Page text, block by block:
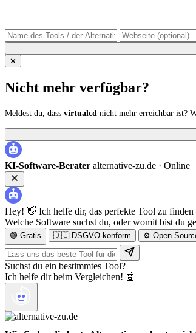
✕
Nicht mehr verfügbar?
Meldest du, dass virtualcd nicht mehr erreichbar ist?
KI-Software-Berater alternative-zu.de · Online
Hey! 👋 Ich helfe dir, das perfekte Tool zu finden
Welche Software suchst du, oder womit bist du
🟢 Gratis 🇩🇪 DSGVO-konform ⚙️ Open
Suchst du ein bestimmtes Tool?
Ich helfe dir beim Vergleichen! 🤖